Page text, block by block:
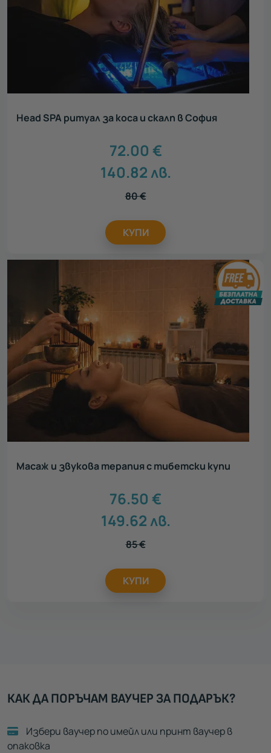
Head SPA ритуал за коса и скалп в София
72.00 €
140.82лв.
80€
КУПИ
Масаж и звукова терапия с тибетски купи
76.50 €
149.62лв.
85€
КУПИ
КАК ДА ПОРЪЧАМ ВАУЧЕР ЗА ПОДАРЪК?
Избери ваучер по имейл или принт ваучер в
опаковка